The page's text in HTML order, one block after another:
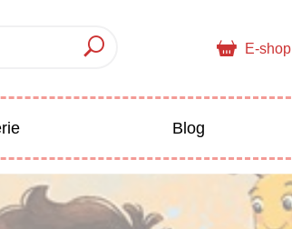
E-shop
Doplnkový sortiment
Blog